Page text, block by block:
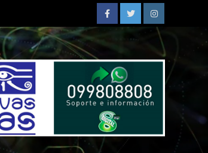
FacebookTwitterInstagram